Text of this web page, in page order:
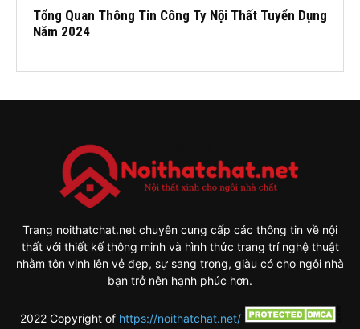
Tổng Quan Thông Tin Công Ty Nội Thất Tuyển Dụng
Năm 2024
Trang noithatchat.net chuyên cung cấp các thông tin về nội
thất với thiết kế thông minh và hình thức trang trí nghệ thuật
nhằm tôn vinh lên vẻ đẹp, sự sang trọng, giàu có cho ngôi nhà
bạn trở nên hạnh phúc hơn.
2022 Copyright of https://noithatchat.net/